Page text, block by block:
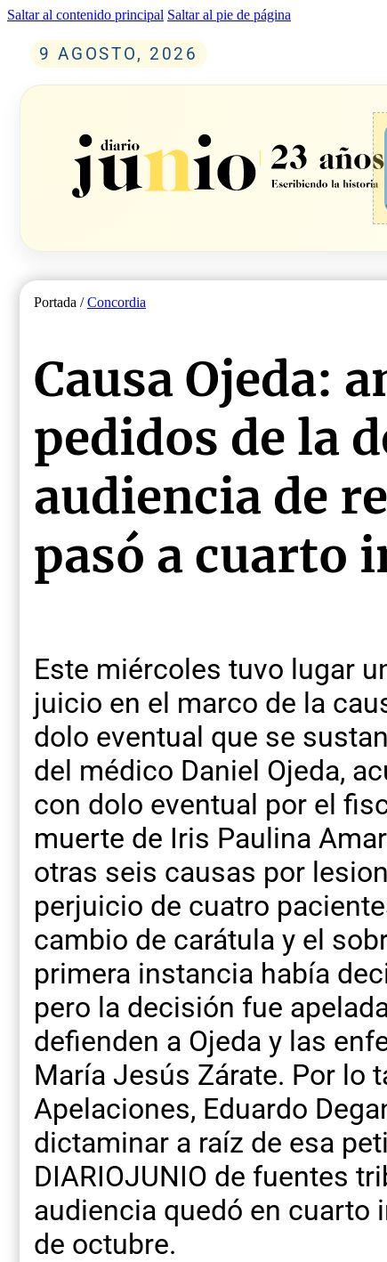
Saltar al contenido principal Saltar al pie de página
9 AGOSTO, 2026
Portada /Concordia
Causa Ojeda:
pedidos de la
audiencia de
pasó a cuarto
Este miércoles tuvo lugar
juicio en el marco de la
dolo eventual que se
del médico Daniel Ojeda,
con dolo eventual por el
muerte de Iris Paulina
otras seis causas por
perjuicio de cuatro
cambio de carátula y el
primera instancia había
pero la decisión fue
defienden a Ojeda y las
María Jesús Zárate. Por lo
Apelaciones, Eduardo
dictaminar a raíz de esa
DIARIOJUNIO de fuentes
audiencia quedó en cuarto
de octubre.